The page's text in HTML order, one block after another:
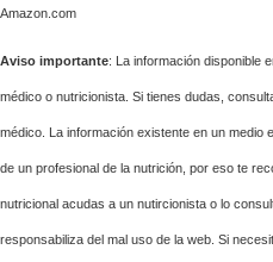
Amazon.com
Aviso importante: La información disponible
médico o nutricionista. Si tienes dudas,
médico. La información existente en un medio
de un profesional de la nutrición, por eso te
nutricional acudas a un nutircionista o lo
responsabiliza del mal uso de la web. Si